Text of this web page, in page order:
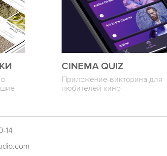
CINEMA QUIZ
Приложение-викторина для
любителей кино
14